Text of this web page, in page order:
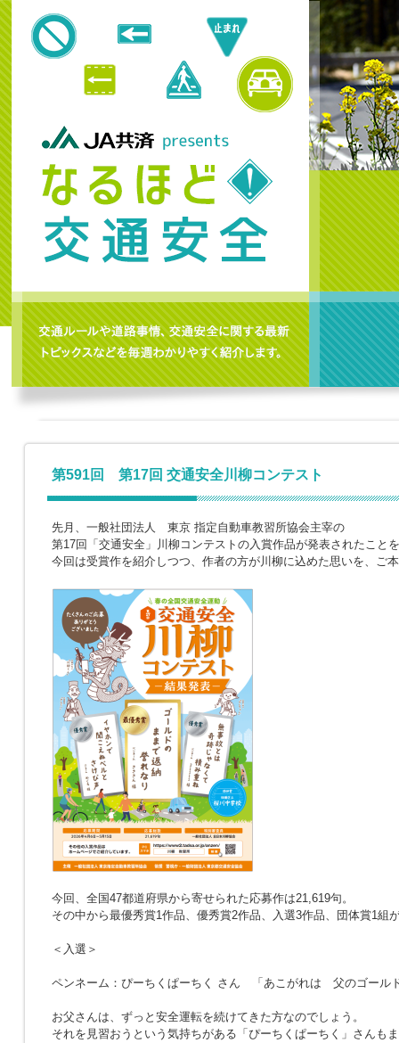
第591回 第17回 交通安全川柳コンテスト
先月、一般社団法人 東京 指定自動車教習所協会主宰の
第17回「交通安全」川柳コンテストの入賞作品が発表されたこと
今回は受賞作を紹介しつつ、作者の方が川柳に込めた思いを、ご
今回、全国47都道府県から寄せられた応募作は21,619句。
その中から最優秀賞1作品、優秀賞2作品、入選3作品、団体賞1組
＜入選＞
ペンネーム：ぴーちくぱーちく さん 「あこがれは 父のゴール
お父さんは、ずっと安全運転を続けてきた方なのでしょう。
それを見習おうという気持ちがある「ぴーちくぱーちく」さんも